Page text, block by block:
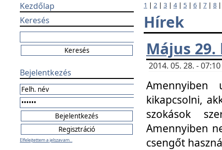
Kezdőlap
Keresés
Bejelentkezés
Elfelejtettem a jelszavam...
1 | 2 | 3 | 4| 5 | 6 | 7 | 8
Hírek
Május
2014. 05. 28. -
kikapcsolni,
szokások
Amennyiben
csengőt